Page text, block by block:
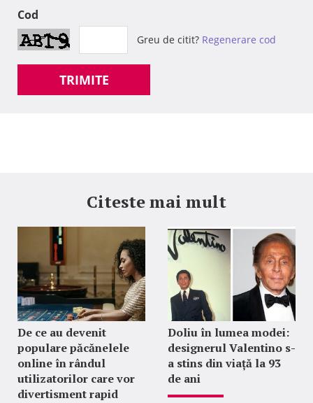
Cod
Greu de citit? Regenerare cod
TRIMITE
Citeste mai mult
De ce au devenit
populare păcănelele
online în rândul
utilizatorilor care vor
divertisment rapid
Doliu în lumea modei:
designerul Valentino s-
a stins din viață la 93
de ani